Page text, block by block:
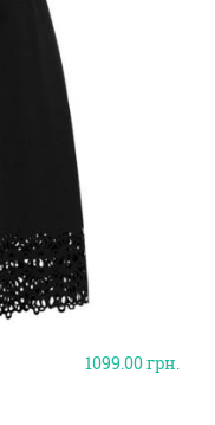
1099.00грн.